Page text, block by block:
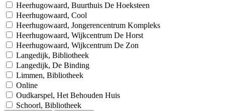
Heerhugowaard, Buurthuis De Hoeksteen
Heerhugowaard, Cool
Heerhugowaard, Jongerencentrum Kompleks
Heerhugowaard, Wijkcentrum De Horst
Heerhugowaard, Wijkcentrum De Zon
Langedijk, Bibliotheek
Langedijk, De Binding
Limmen, Bibliotheek
Online
Oudkarspel, Het Behouden Huis
Schoorl, Bibliotheek